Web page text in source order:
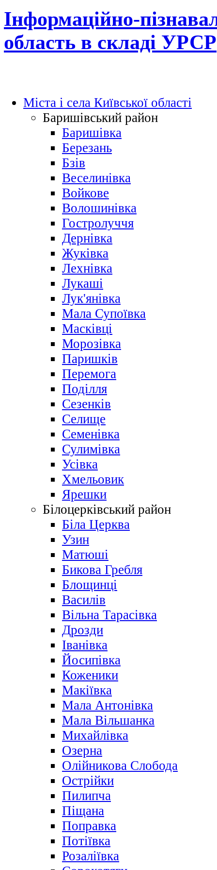
Інформаційно-
область в складі УРСР
Міста і села Київської області
Баришівський район
Баришівка
Березань
Бзів
Веселинівка
Войкове
Волошинівка
Гостролуччя
Дернівка
Жуківка
Лехнівка
Лукаші
Лук'янівка
Мала Супоївка
Масківці
Морозівка
Паришків
Перемога
Поділля
Сезенків
Селище
Семенівка
Сулимівка
Усівка
Хмельовик
Ярешки
Білоцерківський район
Біла Церква
Узин
Матюші
Бикова Гребля
Блощинці
Василів
Вільна Тарасівка
Дрозди
Іванівка
Йосипівка
Коженики
Макіївка
Мала Антонівка
Мала Вільшанка
Михайлівка
Озерна
Олійникова Слобода
Острійки
Пилипча
Піщана
Поправка
Потіївка
Розаліївка